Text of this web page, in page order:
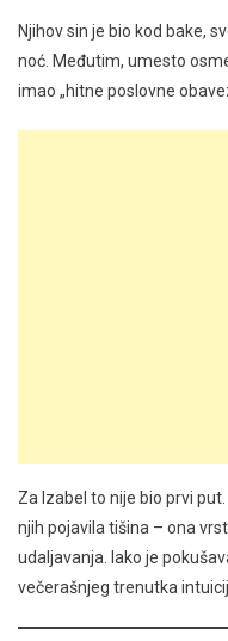
Njihov sin je bio kod bake,
noć. Međutim, umesto
imao „hitne poslovne
Za Izabel to nije bio prvi
njih pojavila tišina – ona
udaljavanja. Iako je
večerašnjeg trenutka